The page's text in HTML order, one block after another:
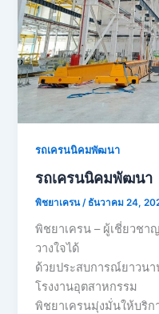
รถเครนนิคมพัฒนา
รถเครนนิคมพัฒนา
พิชยาเครน/ ธันวาคม 24,
พิชยาเครน – ผู้เชี่ยวช
วางใจได้
ด้วยประสบการณ์ยาวนา
โรงงานอุตสาหกรรม
พิชยาเครนมุ่งมั่นให้บริ